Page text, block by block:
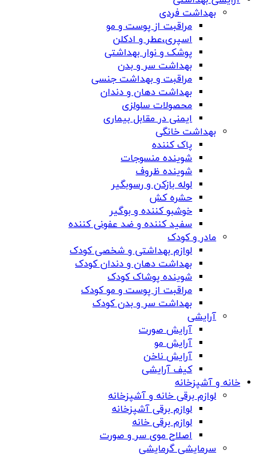
بهداشت فردی
مراقبت از پوست و مو
اسپری،عطر و ادکلن
پوشک و نوار بهداشتی
بهداشت سر و بدن
مراقبت و بهداشت جنسی
بهداشت دهان و دندان
محصولات سلولزی
ایمنی در مقابل بیماری
بهداشت خانگی
پاک کننده
شوینده منسوجات
شوینده ظروف
لوله بازکن و رسوبگیر
حشره کش
خوشبو کننده و بوگیر
سفید کننده و ضد عفونی کننده
مادر و کودک
لوازم بهداشتی و شخصی کودک
بهداشت دهان و دندان کودک
شوینده پوشاک کودک
مراقبت از پوست و مو کودک
بهداشت سر و بدن کودک
آرایشی
آرایش صورت
آرایش مو
آرایش ناخن
کیف آرایشی
خانه و آشپزخانه
لوازم برقی خانه و آشپزخانه
لوازم برقی آشپزخانه
لوازم برقی خانه
اصلاح موی سر و صورت
سرمایشی گرمایشی